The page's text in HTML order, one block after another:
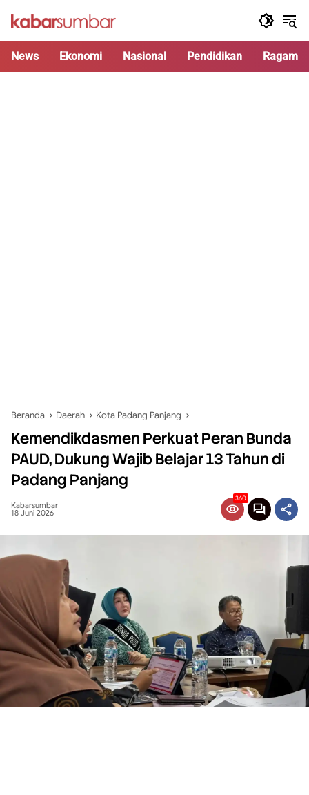
News Ekonomi Nasional Pendidikan Ragam
Beranda Daerah Kota Padang Panjang
Kemendikdasmen Perkuat Peran Bunda
PAUD, Dukung Wajib Belajar 13 Tahun di
Padang Panjang
Kabarsumbar
18 Juni 2026
360